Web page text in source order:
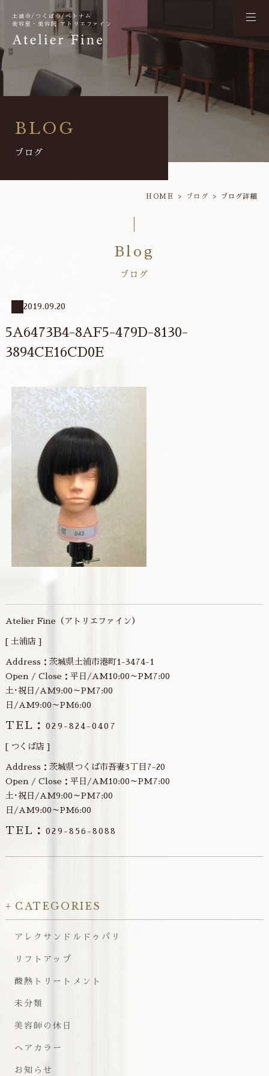
土浦市/つくば市/ベトナム
美容室・美容院 アトリエファイン
BLOG
ブログ
HOME ブログ ブログ詳細
Blog
ブログ
2019.09.20
5A6473B4-8AF5-479D-8130-
3894CE16CD0E
Atelier Fine（アトリエファイン）
[ 土浦店 ]
Address：茨城県土浦市港町1-3474-1
Open / Close：平日/AM10:00～PM7:00
土･祝日/AM9:00～PM7:00
日/AM9:00～PM6:00
TEL：029-824-0407
[ つくば店 ]
Address：茨城県つくば市吾妻3丁目7-20
Open / Close：平日/AM10:00～PM7:00
土･祝日/AM9:00～PM7:00
日/AM9:00～PM6:00
TEL：029-856-8088
CATEGORIES
アレクサンドルドゥパリ
リフトアップ
酸熱トリートメント
未分類
美容師の休日
ヘアカラー
お知らせ